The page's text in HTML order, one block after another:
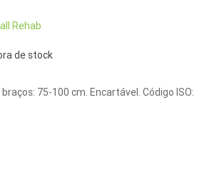
Rehab
de stock
75-100 cm. Encartável. Código ISO: